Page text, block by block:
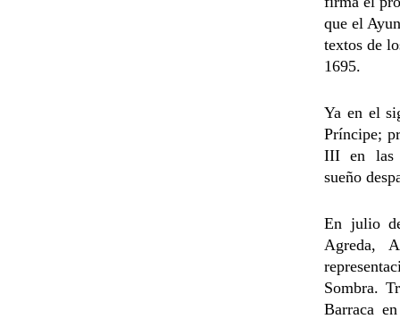
que el
textos de
1695.
Ya en el
Príncipe;
III en las
sueño
En julio
Agreda,
Sombra.
Barraca